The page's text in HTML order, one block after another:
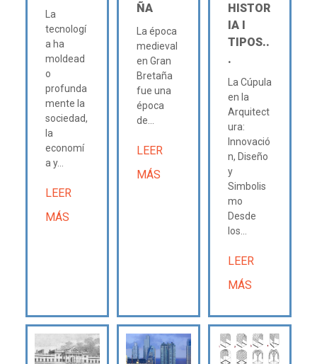
La
tecnologí
a ha
moldead
o
profunda
mente la
sociedad,
la
economí
a y...
LEER
MÁS
ÑA
La época
medieval
en Gran
Bretaña
fue una
época
de...
LEER
MÁS
HISTOR
IA Ι
TIPOS..
.
La Cúpula
en la
Arquitect
ura:
Innovació
n, Diseño
y
Simbolis
mo
Desde
los...
LEER
MÁS